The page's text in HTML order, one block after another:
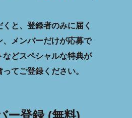
と、登録者のみに届く
、メンバーだけが応募で
などスペシャルな特典が
ってご登録ください。